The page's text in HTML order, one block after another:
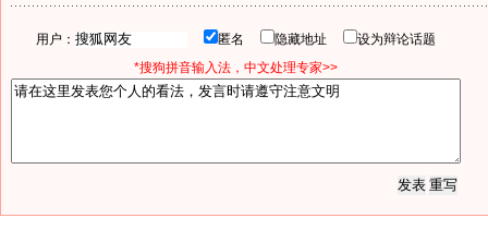
用户： 匿名 隐藏地址
设为辩论话题
*搜狗拼音输入法，中文处理专家>>